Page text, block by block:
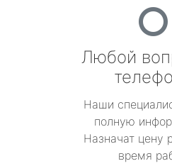
Любой
Наши
полную
Назначат цену
время